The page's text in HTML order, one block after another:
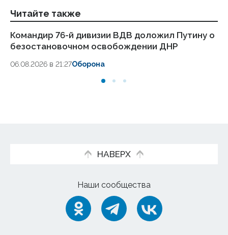
Читайте также
Командир 76-й дивизии ВДВ доложил Путину о
безостановочном освобождении ДНР
06.08.2026 в 21:27Оборона
НАВЕРХ
Наши сообщества